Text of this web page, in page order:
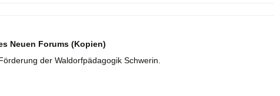
Neuen Forums (Kopien)
der Waldorfpädagogik Schwerin.